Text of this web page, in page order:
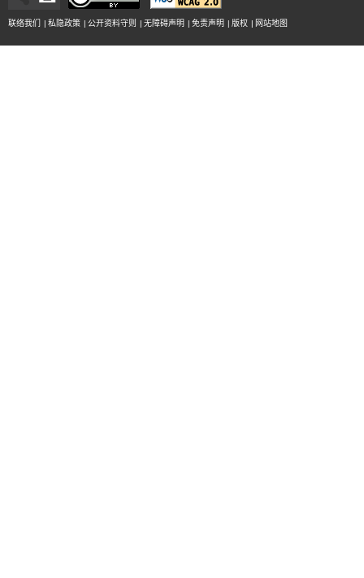
联络我们 | 私隐政策 | 公开资料守则 | 无障碍声明 | 免责声明 | 版权 | 网站地图